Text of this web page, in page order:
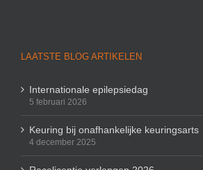
LAATSTE BLOG ARTIKELEN
Internationale epilepsiedag
5 februari 2026
Keuring bij onafhankelijke keuringsarts
4 december 2025